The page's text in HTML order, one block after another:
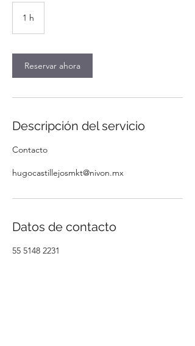
1 h
Reservar ahora
Descripción del servicio
Contacto
hugocastillejosmkt@nivon.mx
Datos de contacto
55 5148 2231